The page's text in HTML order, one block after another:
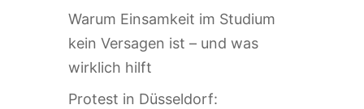
Warum Einsamkeit im Studium
kein Versagen ist – und was
wirklich hilft
Protest in Düsseldorf: